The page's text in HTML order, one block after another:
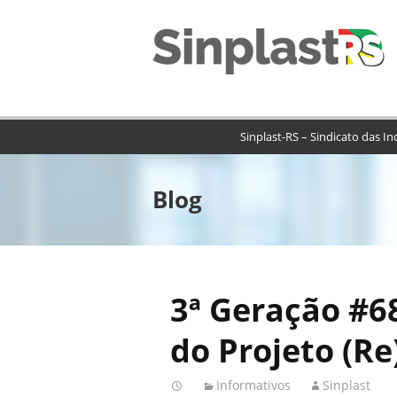
Sinplast-RS – Sindicato das
Blog
3ª Geração
do Projeto
Informativos Sinplast